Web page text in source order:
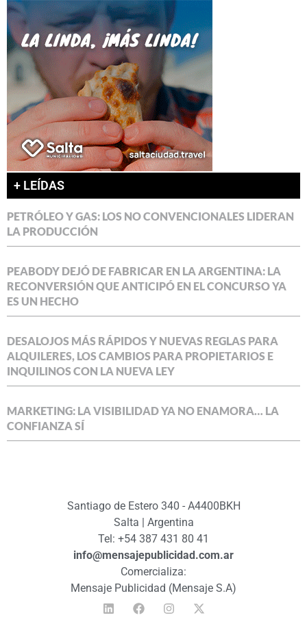
+ LEÍDAS
PETRÓLEO Y GAS: LOS NO CONVENCIONALES LIDERAN
LA PRODUCCIÓN
PEABODY DEJÓ DE FABRICAR EN LA ARGENTINA: LA
RECONVERSIÓN QUE ANTICIPÓ EN EL CONCURSO YA
ES UN HECHO
DESALOJOS MÁS RÁPIDOS Y NUEVAS REGLAS PARA
ALQUILERES, LOS CAMBIOS PARA PROPIETARIOS E
INQUILINOS CON LA NUEVA LEY
MARKETING: LA VISIBILIDAD YA NO ENAMORA… LA
CONFIANZA SÍ
Santiago de Estero 340 - A4400BKH
Salta | Argentina
Tel: +54 387 431 80 41
info@mensajepublicidad.com.ar
Comercializa:
Mensaje Publicidad (Mensaje S.A)